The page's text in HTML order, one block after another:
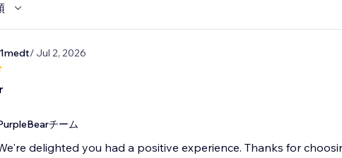
/ Jul 2, 2026
チーム
delighted you had a positive experience. Thanks for